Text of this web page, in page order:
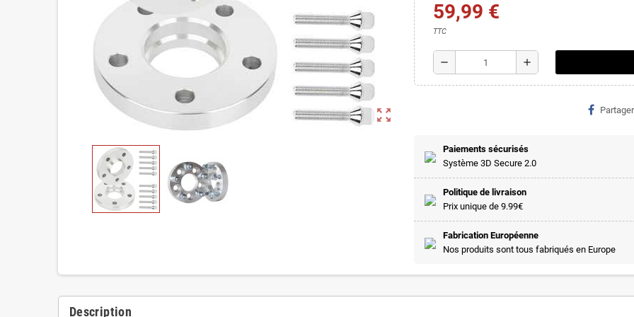
zoom_out_map
59,99 €
TTC
remove add
Partager
Paiements sécurisés
Système 3D Secure 2.0
Politique de livraison
Prix unique de 9.99€
Fabrication Européenne
Nos produits sont tous fabriqués en Europe
Description